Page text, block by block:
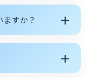
すか？ ＋
＋